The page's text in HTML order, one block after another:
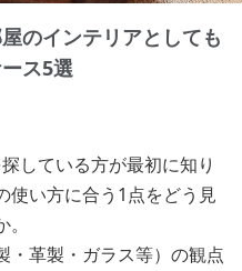
のインテリアとしても
ス5選
している方が最初に知り
使い方に合う1点をどう見
・革製・ガラス等）の観点